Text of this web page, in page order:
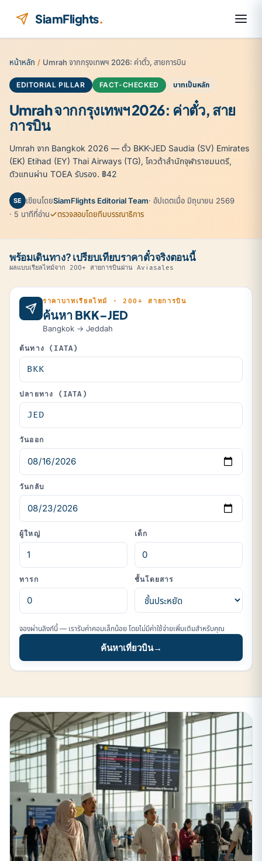
SiamFlights.
หน้าหลัก / Umrah จากกรุงเทพฯ 2026: ค่าตั๋ว, สายการบิน
EDITORIAL PILLAR FACT-CHECKED บาทเป็นหลัก
Umrah จากกรุงเทพฯ 2026: ค่าตั๋ว, สาย
การบิน
Umrah จาก Bangkok 2026 — ตั๋ว BKK-JED Saudia (SV) Emirates
(EK) Etihad (EY) Thai Airways (TG), โควต้าสำนักจุฬาราชมนตรี,
ตัวแทนผ่าน TOEA รับรอง. ฿42
SE เขียนโดยSiamFlights Editorial Team· อัปเดตเมื่อ มิถุนายน 2569
· 5 นาทีที่อ่าน
ตรวจสอบโดยทีมบรรณาธิการ
พร้อมเดินทาง? เปรียบเทียบราคาตั๋วจริงตอนนี้
ผลแบบเรียลไทม์จาก 200+ สายการบินผ่าน Aviasales
ราคาบาทเรียลไทม์ · 200+ สายการบิน
ค้นหา BKK–JED
Bangkok → Jeddah
ต้นทาง (IATA)
ปลายทาง (IATA)
วันออก
วันกลับ
ผู้ใหญ่ เด็ก
ทารก ชั้นโดยสาร
จองผ่านลิงก์นี้ — เรารับค่าคอมเล็กน้อย โดยไม่มีค่าใช้จ่ายเพิ่มเติมสำหรับคุณ
ค้นหาเที่ยวบิน→